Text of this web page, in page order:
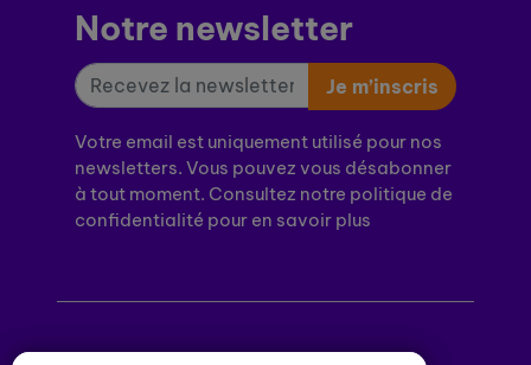
Notre newsletter
Je m’inscris
Votre email est uniquement utilisé pour nos
newsletters. Vous pouvez vous désabonner
à tout moment. Consultez notre politique de
confidentialité pour en savoir plus